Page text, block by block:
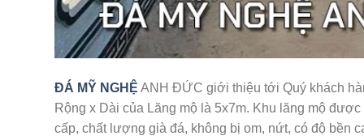
ĐÁ MỸ NGHỆ ANH ĐỨC giới thiệu tới Quý khách
Rộng x Dài của Lăng mộ là 5x7m. Khu lăng mộ
cấp, chất lượng già đá, không bị om, nứt, có độ bền